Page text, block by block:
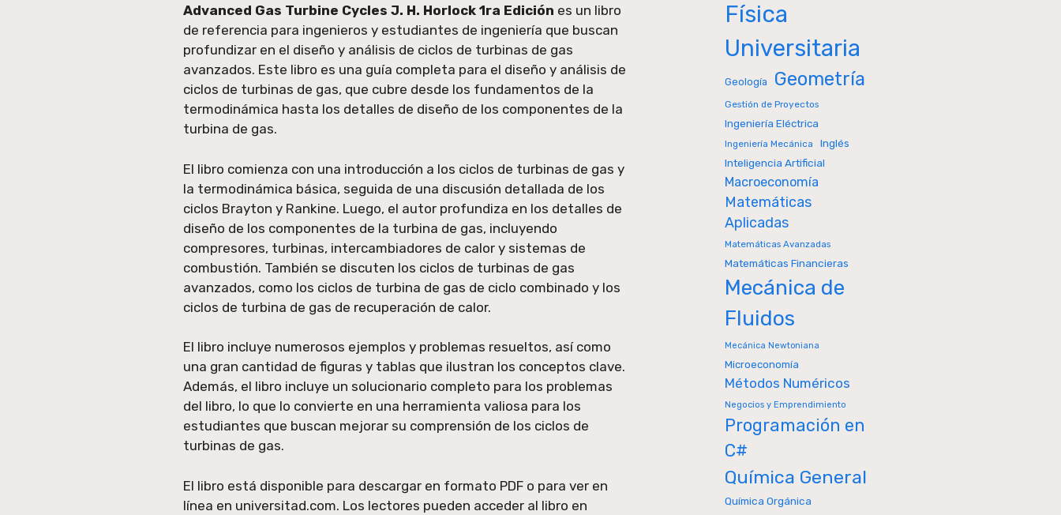
Advanced Gas Turbine Cycles J. H. Horlock 1ra Edición es un libro
de referencia para ingenieros y estudiantes de ingeniería que buscan
profundizar en el diseño y análisis de ciclos de turbinas de gas
avanzados. Este libro es una guía completa para el diseño y análisis de
ciclos de turbinas de gas, que cubre desde los fundamentos de la
termodinámica hasta los detalles de diseño de los componentes de la
turbina de gas.
El libro comienza con una introducción a los ciclos de turbinas de gas y
la termodinámica básica, seguida de una discusión detallada de los
ciclos Brayton y Rankine. Luego, el autor profundiza en los detalles de
diseño de los componentes de la turbina de gas, incluyendo
compresores, turbinas, intercambiadores de calor y sistemas de
combustión. También se discuten los ciclos de turbinas de gas
avanzados, como los ciclos de turbina de gas de ciclo combinado y los
ciclos de turbina de gas de recuperación de calor.
El libro incluye numerosos ejemplos y problemas resueltos, así como
una gran cantidad de figuras y tablas que ilustran los conceptos clave.
Además, el libro incluye un solucionario completo para los problemas
del libro, lo que lo convierte en una herramienta valiosa para los
estudiantes que buscan mejorar su comprensión de los ciclos de
turbinas de gas.
El libro está disponible para descargar en formato PDF o para ver en
línea en universitad.com. Los lectores pueden acceder al libro en
Física
Universitaria
Geología Geometría
Gestión de Proyectos
Ingeniería Eléctrica
Ingeniería Mecánica
Inglés
Inteligencia Artificial
Macroeconomía
Matemáticas
Aplicadas
Matemáticas Avanzadas
Matemáticas Financieras
Mecánica de
Fluidos
Mecánica Newtoniana
Microeconomía
Métodos Numéricos
Negocios y Emprendimiento
Programación en
C#
Química General
Química Orgánica